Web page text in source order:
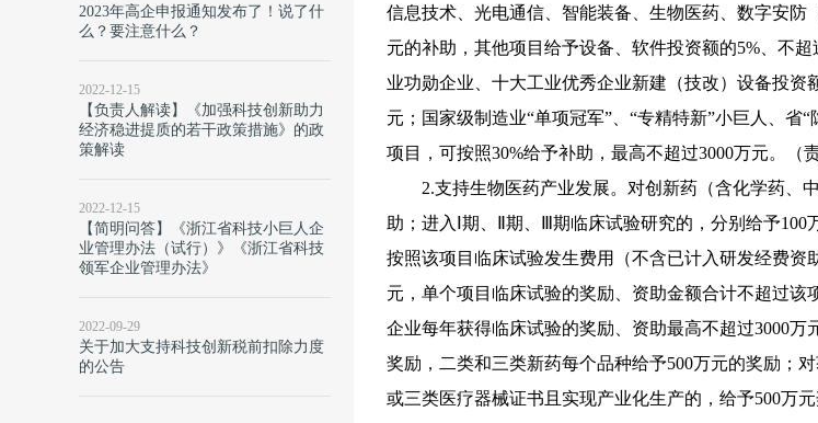
2023年高企申报通知发布了！说了什
么？要注意什么？
2022-12-15
【负责人解读】《加强科技创新助力
经济稳进提质的若干政策措施》的政
策解读
2022-12-15
【简明问答】《浙江省科技小巨人企
业管理办法（试行）》《浙江省科技
领军企业管理办法》
2022-09-29
关于加大支持科技创新税前扣除力度
的公告
信息技术、光电通信、智能装备、生物医药、数字安防
元的补助，其他项目给予设备、软件投资额的5%、不
业功勋企业、十大工业优秀企业新建（技改）设备投资
元；国家级制造业“单项冠军”、“专精特新”小巨人、省
项目，可按照30%给予补助，最高不超过3000万元。（
2.支持生物医药产业发展。对创新药（含化学药、
助；进入Ⅰ期、Ⅱ期、Ⅲ期临床试验研究的，分别给予
按照该项目临床试验发生费用（不含已计入研发经费资
元，单个项目临床试验的奖励、资助金额合计不超过
企业每年获得临床试验的奖励、资助最高不超过3000
奖励，二类和三类新药每个品种给予500万元的奖励；
或三类医疗器械证书且实现产业化生产的，给予500万